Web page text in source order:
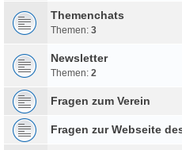
Themenchats
Themen: 3
Newsletter
Themen: 2
Fragen zum Verein
Fragen zur Webseite